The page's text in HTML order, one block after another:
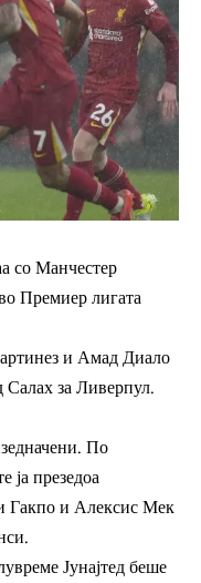
со Манчестер
Премиер лигата
и Амад Диало
Салах за Ливерпул.
По
ја презедоа
Гакпо и Алексис Мек
Јунајтед беше